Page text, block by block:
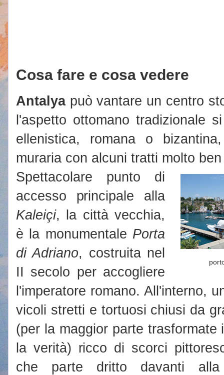
Cosa fare e cosa vedere
Antalyapuò vantare un centro
l'aspetto ottomano tradizionale
ellenistica, romana o
muraria con alcuni tratti molto
Spettacolare punto di
accesso principale alla
Kaleiçi, la città vecchia,
è la monumentale Porta
di Adriano, costruita nel
II secolo per accogliere
l'imperatore romano. All'interno,
vicoli stretti e tortuosi chiusi da
(per la maggior parte
la verità) ricco di scorci
che parte dritto davanti